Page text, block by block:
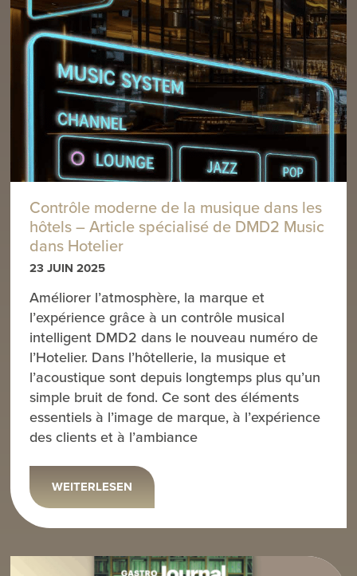
Contrôle moderne de la musique dans les
hôtels – Article spécialisé de DMD2 Music
dans Hotelier
23 JUIN 2025
Améliorer l’atmosphère, la marque et
l’expérience grâce à un contrôle musical
intelligent DMD2 dans le nouveau numéro de
l’Hotelier. Dans l’hôtellerie, la musique et
l’acoustique sont depuis longtemps plus qu’un
simple bruit de fond. Ce sont des éléments
essentiels à l’image de marque, à l’expérience
des clients et à l’ambiance
WEITERLESEN